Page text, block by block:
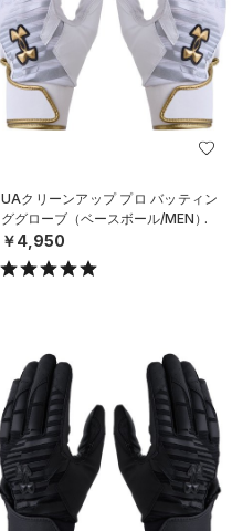
UAクリーンアップ プロ バッティン
ググローブ（ベースボール/MEN）
￥4,950